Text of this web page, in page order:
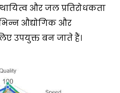
और जल प्रतिरोधकता
औद्योगिक और
उपयुक्त बन जाते हैं।